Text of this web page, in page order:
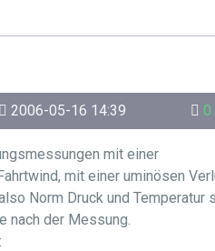
2006-05-16 14:39 0
mit einer
mit einer uminösen
Norm Druck und Temperatur
nach der Messung.